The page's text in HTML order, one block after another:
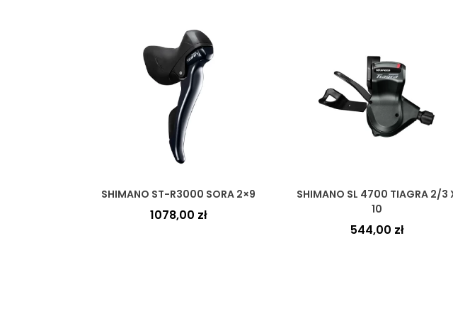
SHIMANO ST-R3000 SORA 2×9
1078,00 zł
SHIMANO SL 4700 TIAGRA 2/3
10
544,00 zł